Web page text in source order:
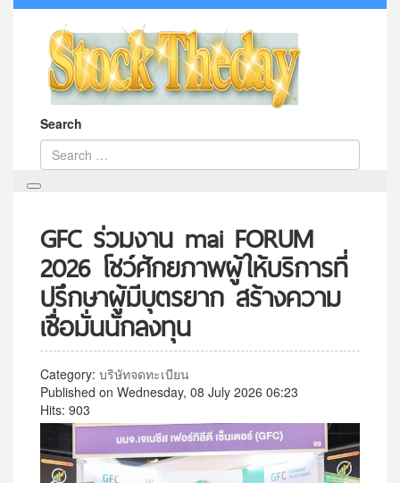
Search
GFC ร่วมงาน mai FORUM
2026 โชว์ศักยภาพผู้ให้บริการที่
ปรึกษาผู้มีบุตรยาก สร้างความ
เชื่อมั่นนักลงทุน
Category: บริษัทจดทะเบียน
Published on Wednesday, 08 July 2026 06:23
Hits: 903